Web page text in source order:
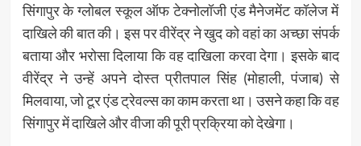
सिंगापुर के ग्लोबल स्कूल ऑफ टेक्नोलॉजी एंड मैनेजमेंट कॉलेज में
दाखिले की बात की। इस पर वीरेंद्र ने खुद को वहां का अच्छा संपर्क
बताया और भरोसा दिलाया कि वह दाखिला करवा देगा। इसके बाद
वीरेंद्र ने उन्हें अपने दोस्त प्रीतपाल सिंह (मोहाली, पंजाब) से
मिलवाया, जो टूर एंड ट्रेवल्स का काम करता था। उसने कहा कि वह
सिंगापुर में दाखिले और वीजा की पूरी प्रक्रिया को देखेगा।